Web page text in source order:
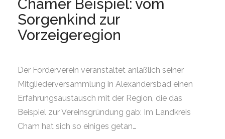
Chamer Beispiel: vom
Sorgenkind zur
Vorzeigeregion
Der Förderverein veranstaltet anläßlich seiner
Mitgliederversammlung in Alexandersbad einen
Erfahrungsaustausch mit der Region, die das
Beispiel zur Vereinsgründung gab: Im Landkreis
Cham hat sich so einiges getan…